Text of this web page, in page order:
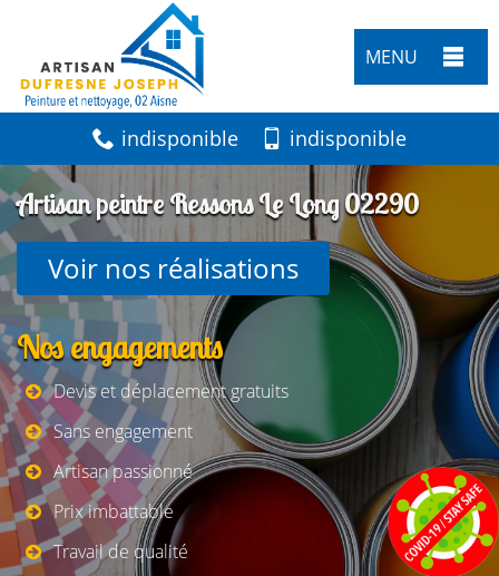
MENU
indisponible indisponible
Artisan peintre Ressons Le Long 02290
Voir nos réalisations
Nos engagements
Devis et déplacement gratuits
Sans engagement
Artisan passionné
Prix imbattable
Travail de qualité